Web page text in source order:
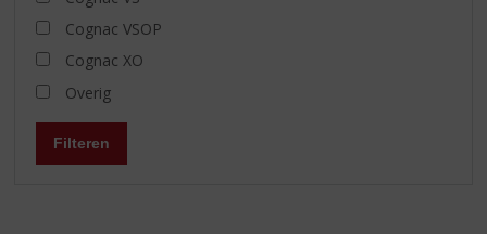
Cognac VSOP
Cognac XO
Overig
Filteren